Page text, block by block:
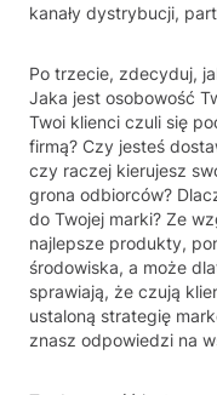
kanały dystrybucji,
Po trzecie, zdecyduj,
Jaka jest osobowość
Twoi klienci czuli się
firmą? Czy jesteś
czy raczej kierujesz
grona odbiorców?
do Twojej marki? Ze
najlepsze produkty,
środowiska, a może
sprawiają, że czują
ustaloną strategię
znasz odpowiedzi na